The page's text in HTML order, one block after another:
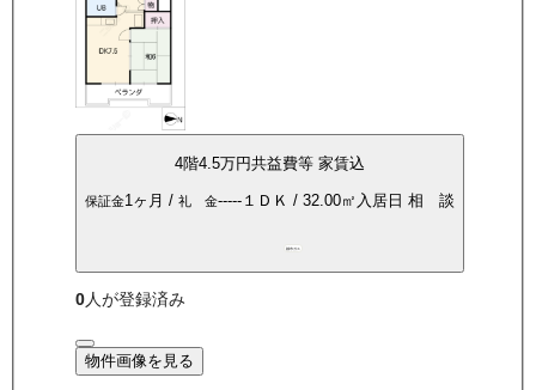
4階4.5万円共益費等 家賃込
保証金1ヶ月 / 礼 金-----１ＤＫ / 32.00㎡ 入居日 相 談
都市ガス
0人が登録済み
物件画像を見る